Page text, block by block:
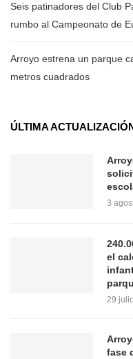
Seis patinadores del Club
rumbo al Campeonato de
Arroyo estrena un parque
metros cuadrados
ÚLTIMA
3
el
29
fase